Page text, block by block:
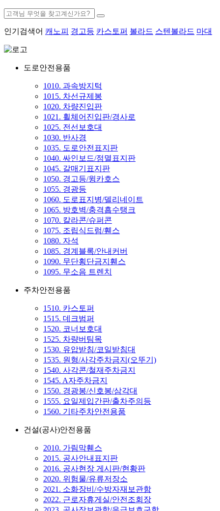
인기검색어 캐노피 경고등 카스토퍼 볼라드 스텐볼라드 마대
도로안전용품
1010. 과속방지턱
1015. 차선규제봉
1020. 차량진입판
1021. 휠체어진입판/경사로
1025. 전선보호대
1030. 반사경
1035. 도로안전표지판
1040. 싸인보드/점멸표지판
1045. 갈매기표지판
1050. 경고등/윙카호스
1055. 경광등
1060. 도로표지병/델리네이트
1065. 방호벽/충격흡수탱크
1070. 칼라콘/슈퍼콘
1075. 조립식드럼/휀스
1080. 자석
1085. 경계블록/안내커버
1090. 무단횡단금지휀스
1095. 무소음 트렌치
주차안전용품
1510. 카스토퍼
1515. 데크범퍼
1520. 코너보호대
1525. 차량버팀목
1530. 유압받침/코일받침대
1535. 원형/사각주차금지(오뚜기)
1540. 사각콘/철재주차금지
1545. A자주차금지
1550. 경광봉/신호봉/삼각대
1555. 요일제입간판/출차주의등
1560. 기타주차안전용품
건설(공사)안전용품
2010. 가림막휀스
2015. 공사안내표지판
2016. 공사현장 게시판/현황판
2020. 위험물/유류저장소
2021. 소화장비/수방자재보관함
2022. 근로자휴게실/안전조회장